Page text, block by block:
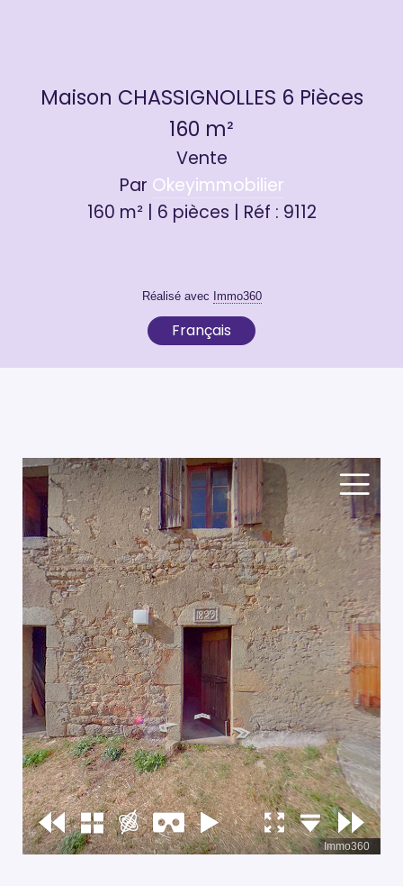
Maison CHASSIGNOLLES 6 Pièces
160 m²
Vente
Par Okeyimmobilier
160 m² | 6 pièces | Réf : 9112
Réalisé avec Immo360
Français